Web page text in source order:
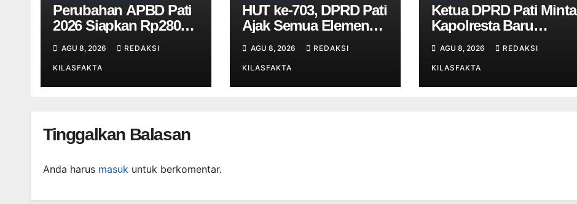
Perubahan APBD Pati
2026 Siapkan Rp280
Jadi Prioritas
AGU 8, 2026 REDAKSI
KILASFAKTA
HUT ke-703, DPRD Pati
Ajak Semua Elemen
Pembangunan
AGU 8, 2026 REDAKSI
KILASFAKTA
Ketua DPRD Pati Minta
Kapolresta Baru
Keamanan di Tengah
Dinamika Daerah
AGU 8, 2026 REDAKSI
KILASFAKTA
Tinggalkan Balasan
Anda harus masuk untuk berkomentar.